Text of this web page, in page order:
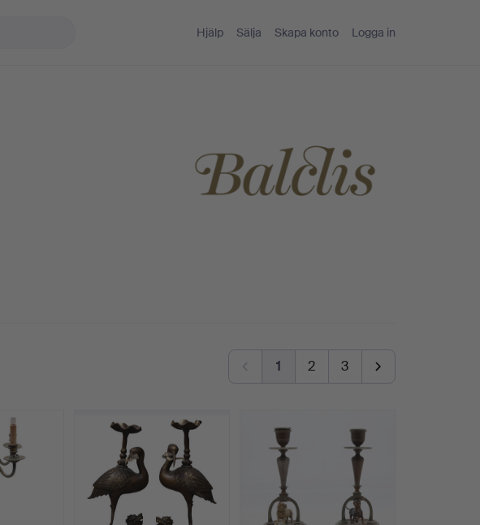
Hjälp Sälja Skapa konto Logga in
1 2 3